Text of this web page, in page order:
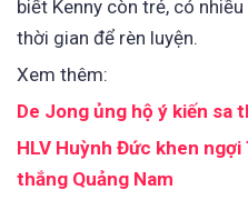
biết Kenny còn trẻ, có
thời gian để rèn luyện.
Xem thêm:
De Jong ủng hộ ý kiến sa
HLV Huỳnh Đức khen
thắng Quảng Nam